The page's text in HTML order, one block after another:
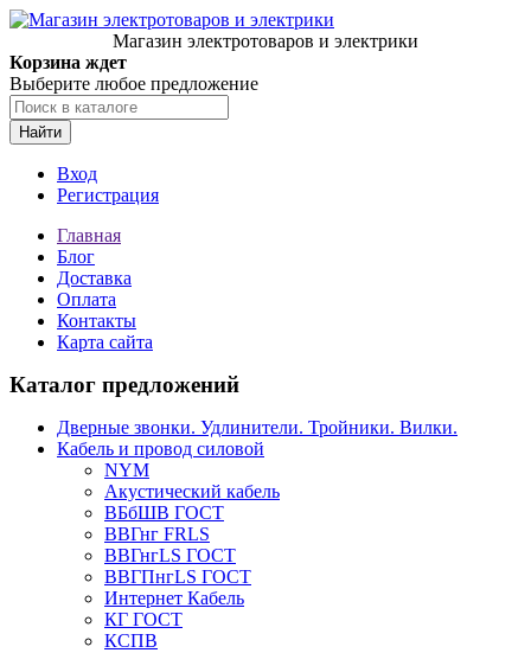
Магазин электротоваров и электрики
Корзина ждет
Выберите любое предложение
Найти
Вход
Регистрация
Главная
Блог
Доставка
Оплата
Контакты
Карта сайта
Каталог предложений
Дверные звонки. Удлинители. Тройники. Вилки.
Кабель и провод силовой
NYM
Акустический кабель
ВБбШВ ГОСТ
ВВГнг FRLS
ВВГнгLS ГОСТ
ВВГПнгLS ГОСТ
Интернет Кабель
КГ ГОСТ
КСПВ